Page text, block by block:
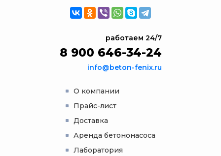
О компании
Прайс-лист
Доставка
Аренда бетононасоса
Лаборатория
работаем 24/7
8 900 646-34-24
info@beton-fenix.ru